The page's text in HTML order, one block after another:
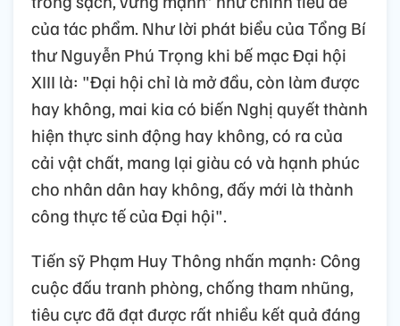
của tác phẩm. Như lời phát biểu của Tổng Bí
thư Nguyễn Phú Trọng khi bế mạc Đại hội
XIII là: "Đại hội chỉ là mở đầu, còn làm được
hay không, mai kia có biến Nghị quyết thành
hiện thực sinh động hay không, có ra của
cải vật chất, mang lại giàu có và hạnh phúc
cho nhân dân hay không, đấy mới là thành
công thực tế của Đại hội".
Tiến sỹ Phạm Huy Thông nhấn mạnh: Công
cuộc đấu tranh phòng, chống tham nhũng,
tiêu cực đã đạt được rất nhiều kết quả đáng